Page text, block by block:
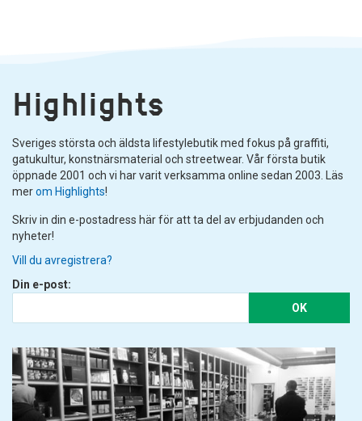
Highlights
Sveriges största och äldsta lifestylebutik med fokus på graffiti,
gatukultur, konstnärsmaterial och streetwear. Vår första butik
öppnade 2001 och vi har varit verksamma online sedan 2003. Läs
merom Highlights!
Skriv in din e-postadress här för att ta del av erbjudanden och
nyheter!
Vill du avregistrera?
Din e-post:
OK